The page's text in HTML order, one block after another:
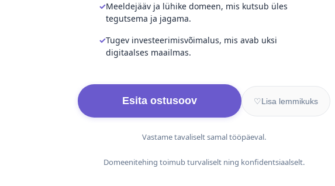
Meeldejääv ja lühike domeen, mis kutsub üles
tegutsema ja jagama.
Tugev investeerimisvõimalus, mis avab uksi
digitaalses maailmas.
Esita ostusoov ♡Lisa lemmikuks
Vastame tavaliselt samal tööpäeval.
Domeenitehing toimub turvaliselt ning konfidentsiaalselt.